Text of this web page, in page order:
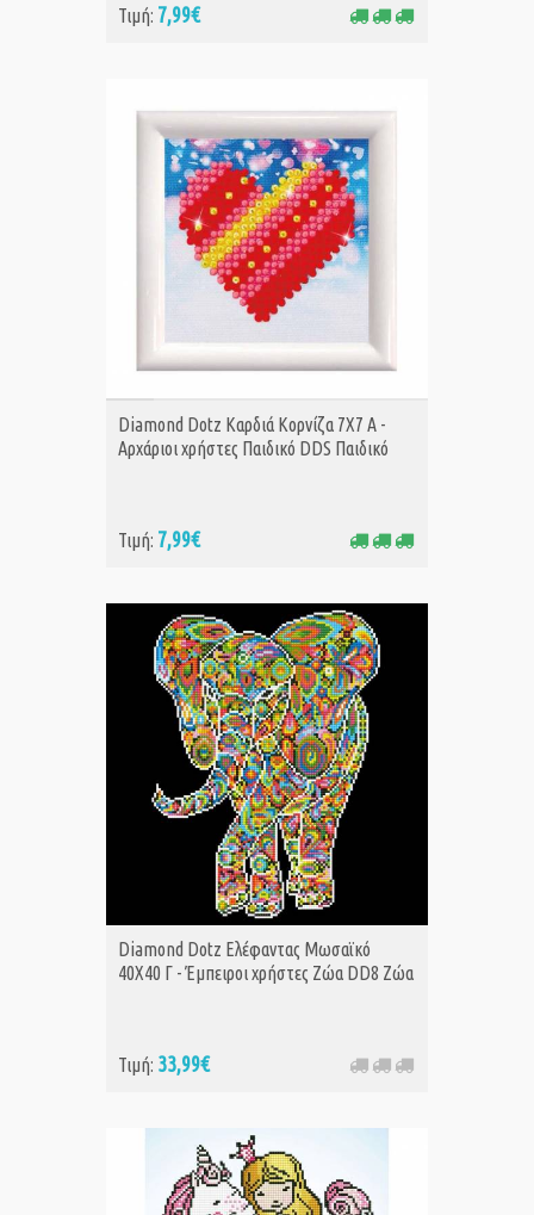
Τιμή: 7,99€
ΑΓΟΡΑ
Diamond Dotz Καρδιά Κορνίζα 7Χ7 Α -
Αρχάριοι χρήστες Παιδικό DDS Παιδικό
Τιμή: 7,99€
Diamond Dotz Ελέφαντας Μωσαϊκό
40Χ40 Γ - Έμπειροι χρήστες Ζώα DD8 Ζώα
Τιμή: 33,99€